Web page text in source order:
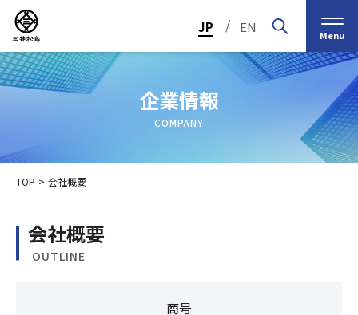
Menu
トップメッセージ
企業情報
COMPANY
JP EN
/
TOP 会社概要
会社概要
OUTLINE
商号